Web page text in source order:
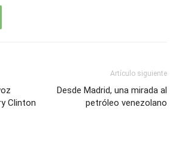
Clinton
Artículo siguiente
Desde Madrid, una mirada al
petróleo venezolano